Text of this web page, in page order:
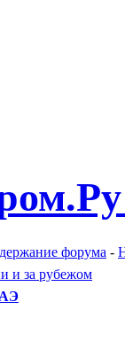
форума -
и за рубежом